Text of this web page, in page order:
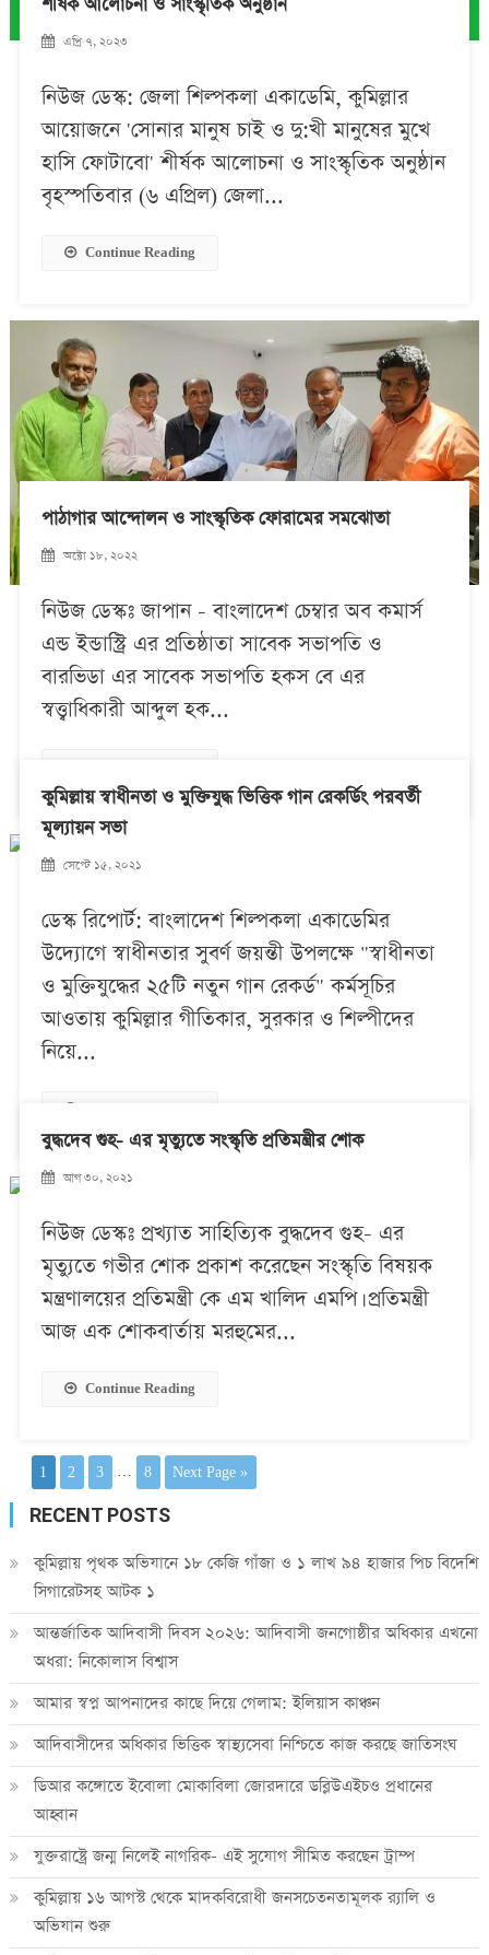
শীর্ষক আলোচনা ও সাংস্কৃতিক অনুষ্ঠান
এপ্রি ৭, ২০২৩
নিউজ ডেস্ক: জেলা শিল্পকলা একাডেমি, কুমিল্লার
আয়োজনে 'সোনার মানুষ চাই ও দু:খী মানুষের মুখে
হাসি ফোটাবো' শীর্ষক আলোচনা ও সাংস্কৃতিক অনুষ্ঠান
বৃহস্পতিবার (৬ এপ্রিল) জেলা...
Continue Reading
পাঠাগার আন্দোলন ও সাংস্কৃতিক ফোরামের সমঝোতা
অক্টো ১৮, ২০২২
নিউজ ডেস্কঃ জাপান - বাংলাদেশ চেম্বার অব কমার্স
এন্ড ইন্ডাস্ট্রি এর প্রতিষ্ঠাতা সাবেক সভাপতি ও
বারভিডা এর সাবেক সভাপতি হকস বে এর
স্বত্ত্বাধিকারী আব্দুল হক...
কুমিল্লায় স্বাধীনতা ও মুক্তিযুদ্ধ ভিত্তিক গান রেকর্ডিং পরবর্তী
মূল্যায়ন সভা
সেপ্টে ১৫, ২০২১
ডেস্ক রিপোর্ট: বাংলাদেশ শিল্পকলা একাডেমির
উদ্যোগে স্বাধীনতার সুবর্ণ জয়ন্তী উপলক্ষে "স্বাধীনতা
ও মুক্তিযুদ্ধের ২৫টি নতুন গান রেকর্ড" কর্মসূচির
আওতায় কুমিল্লার গীতিকার, সুরকার ও শিল্পীদের
নিয়ে...
বুদ্ধদেব গুহ- এর মৃত্যুতে সংস্কৃতি প্রতিমন্ত্রীর শোক
আগ ৩০, ২০২১
নিউজ ডেস্কঃ প্রখ্যাত সাহিত্যিক বুদ্ধদেব গুহ- এর
মৃত্যুতে গভীর শোক প্রকাশ করেছেন সংস্কৃতি বিষয়ক
মন্ত্রণালয়ের প্রতিমন্ত্রী কে এম খালিদ এমপি। প্রতিমন্ত্রী
আজ এক শোকবার্তায় মরহুমের...
Continue Reading
1 2 3 … 8 Next Page »
RECENT POSTS
কুমিল্লায় পৃথক অভিযানে ১৮ কেজি গাঁজা ও ১ লাখ ৯৪ হাজার পিচ বিদেশি
সিগারেটসহ আটক ১
আন্তর্জাতিক আদিবাসী দিবস ২০২৬: আদিবাসী জনগোষ্ঠীর অধিকার এখনো
অধরা: নিকোলাস বিশ্বাস
আমার স্বপ্ন আপনাদের কাছে দিয়ে গেলাম: ইলিয়াস কাঞ্চন
আদিবাসীদের অধিকার ভিত্তিক স্বাস্থ্যসেবা নিশ্চিতে কাজ করছে জাতিসংঘ
ডিআর কঙ্গোতে ইবোলা মোকাবিলা জোরদারে ডব্লিউএইচও প্রধানের
আহ্বান
যুক্তরাষ্ট্রে জন্ম নিলেই নাগরিক- এই সুযোগ সীমিত করছেন ট্রাম্প
কুমিল্লায় ১৬ আগস্ট থেকে মাদকবিরোধী জনসচেতনতামূলক র‍্যালি ও
অভিযান শুরু